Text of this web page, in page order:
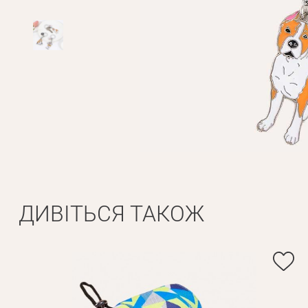
ДИВІТЬСЯ ТАКОЖ
Вам